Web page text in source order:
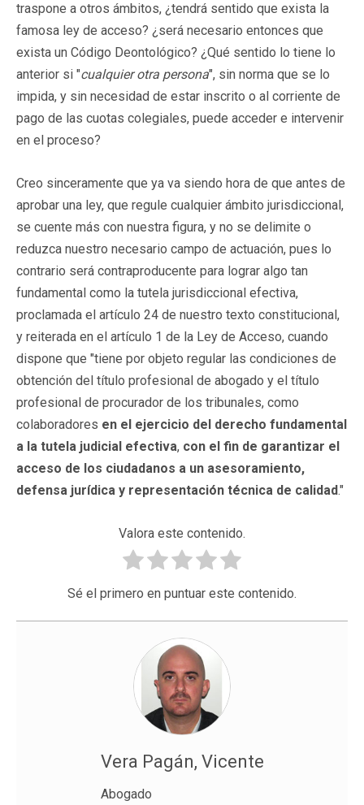
traspone a otros ámbitos, ¿tendrá sentido que exista la
famosa ley de acceso? ¿será necesario entonces que
exista un Código Deontológico? ¿Qué sentido lo tiene lo
anterior si "cualquier otra persona", sin norma que se lo
impida, y sin necesidad de estar inscrito o al corriente de
pago de las cuotas colegiales, puede acceder e intervenir
en el proceso?
Creo sinceramente que ya va siendo hora de que antes de
aprobar una ley, que regule cualquier ámbito jurisdiccional,
se cuente más con nuestra figura, y no se delimite o
reduzca nuestro necesario campo de actuación, pues lo
contrario será contraproducente para lograr algo tan
fundamental como la tutela jurisdiccional efectiva,
proclamada el artículo 24 de nuestro texto constitucional,
y reiterada en el artículo 1 de la Ley de Acceso, cuando
dispone que "tiene por objeto regular las condiciones de
obtención del título profesional de abogado y el título
profesional de procurador de los tribunales, como
colaboradores en el ejercicio del derecho fundamental
a la tutela judicial efectiva, con el fin de garantizar el
acceso de los ciudadanos a un asesoramiento,
defensa jurídica y representación técnica de calidad."
Valora este contenido.
Sé el primero en puntuar este contenido.
Vera Pagán, Vicente
Abogado